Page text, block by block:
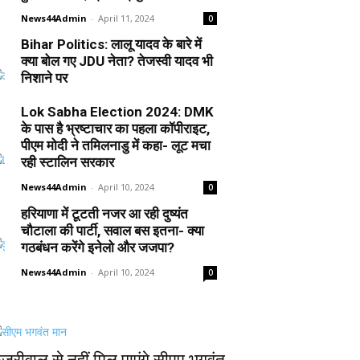
News44Admin - April 11, 2024 0
Bihar Politics: लालू यादव के बारे में
क्या बोल गए JDU नेता? तेजस्वी यादव भी
निशाने पर
Lok Sabha Election 2024: DMK
के पास है भ्रष्टाचार का पहला कॉपीराइट,
पीएम मोदी ने तमिलनाडु में कहा- लूट मचा
रही स्टालिन सरकार
News44Admin - April 10, 2024 0
हरियाणा में टूटती नजर आ रही दुष्यंत
चौटाला की पार्टी, सवाल बस इतना- क्या
गठबंधन करेंगे इनेलो और जजपा?
News44Admin - April 10, 2024 0